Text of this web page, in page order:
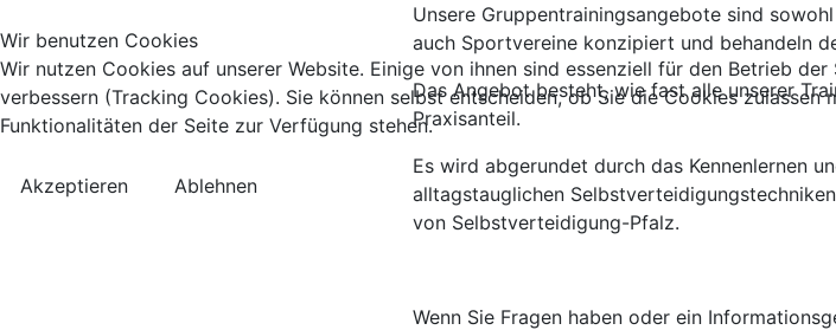
Unsere Gruppentrainingsangebote sind
auch Sportvereine konzipiert und behandeln
Das Angebot besteht, wie fast alle unserer
Es wird abgerundet durch das Kennenlernen
alltagstauglichen
von Selbstverteidigung-Pfalz.
Wenn Sie Fragen haben oder ein
Wir benutzen Cookies
Wir nutzen Cookies auf unserer Website. Einige von ihnen sind essenziell für den Betrieb
verbessern (Tracking Cookies). Sie können selbst entscheiden, ob Sie die Cookies
Funktionalitäten der Seite zur Verfügung stehen.
Akzeptieren Ablehnen